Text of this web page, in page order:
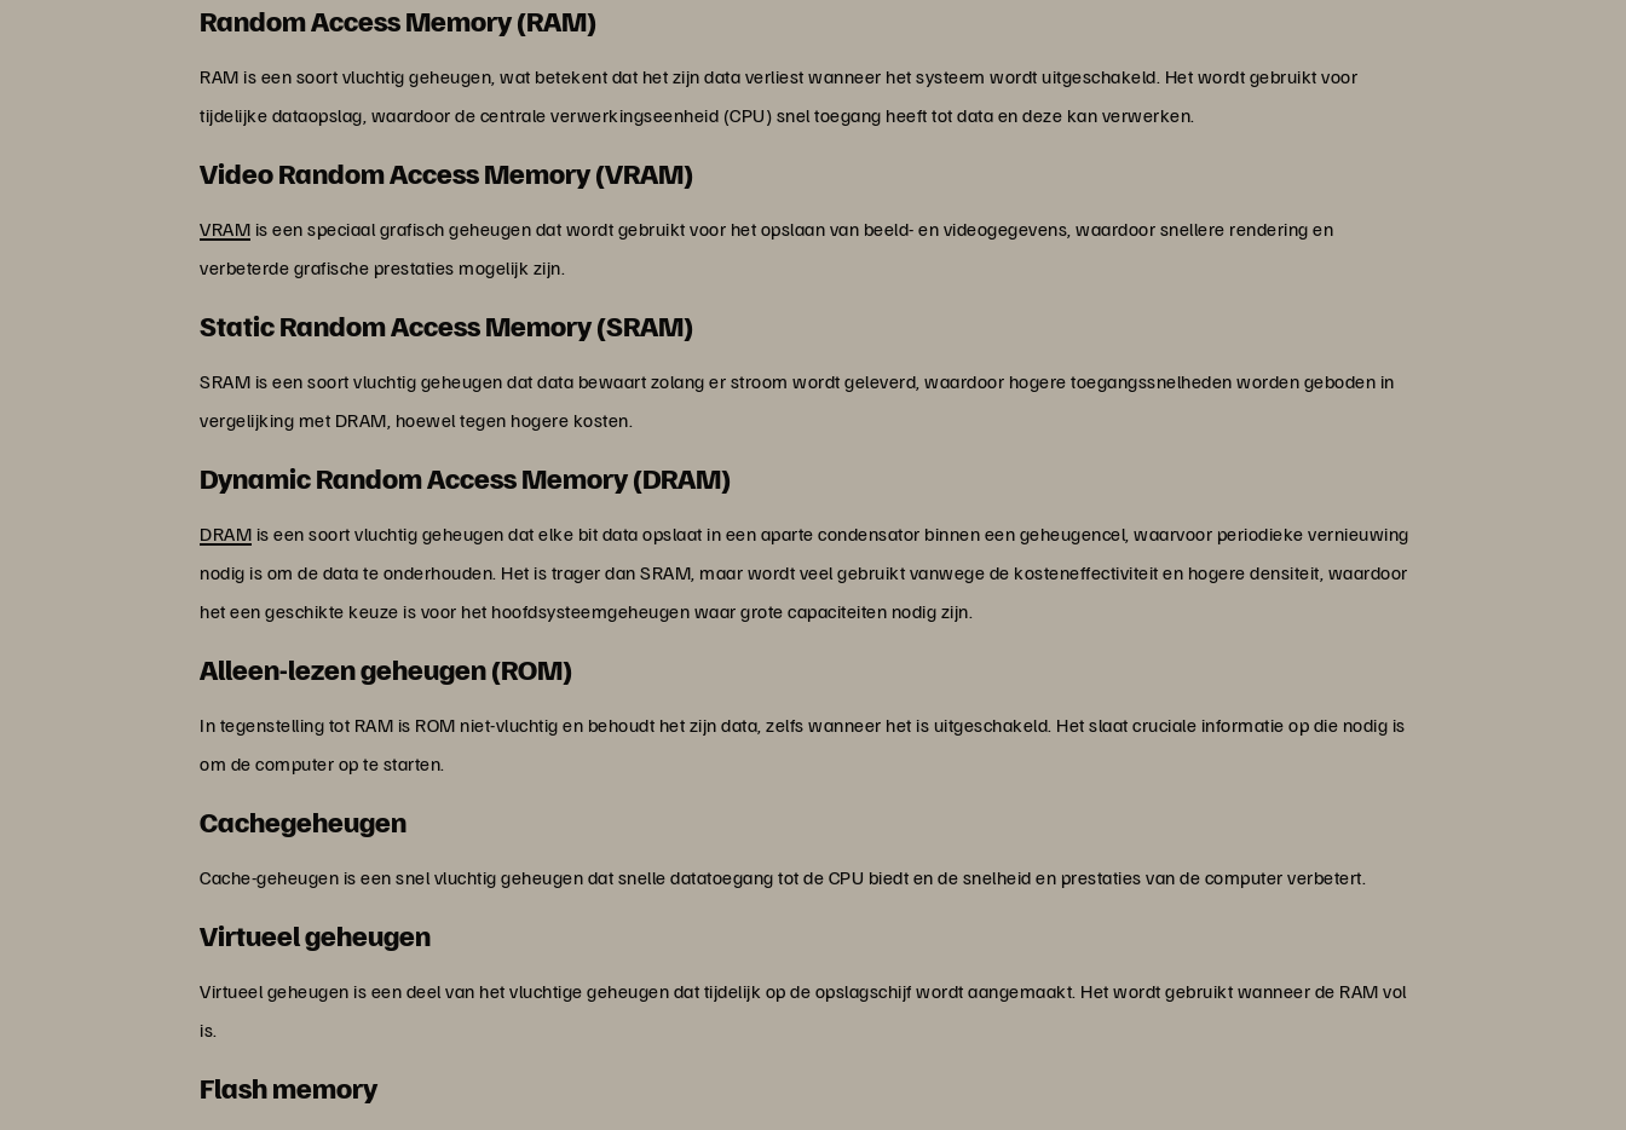
Random Access Memory (RAM)
RAM is een soort vluchtig geheugen, wat betekent dat het zijn data verliest wanneer het systeem wordt uitgeschakeld. Het wordt gebruikt voor
tijdelijke dataopslag, waardoor de centrale verwerkingseenheid (CPU) snel toegang heeft tot data en deze kan verwerken.
Video Random Access Memory (VRAM)
VRAM is een speciaal grafisch geheugen dat wordt gebruikt voor het opslaan van beeld- en videogegevens, waardoor snellere rendering en
verbeterde grafische prestaties mogelijk zijn.
Static Random Access Memory (SRAM)
SRAM is een soort vluchtig geheugen dat data bewaart zolang er stroom wordt geleverd, waardoor hogere toegangssnelheden worden geboden in
vergelijking met DRAM, hoewel tegen hogere kosten.
Dynamic Random Access Memory (DRAM)
DRAM is een soort vluchtig geheugen dat elke bit data opslaat in een aparte condensator binnen een geheugencel, waarvoor periodieke vernieuwing
nodig is om de data te onderhouden. Het is trager dan SRAM, maar wordt veel gebruikt vanwege de kosteneffectiviteit en hogere densiteit, waardoor
het een geschikte keuze is voor het hoofdsysteemgeheugen waar grote capaciteiten nodig zijn.
Alleen-lezen geheugen (ROM)
In tegenstelling tot RAM is ROM niet-vluchtig en behoudt het zijn data, zelfs wanneer het is uitgeschakeld. Het slaat cruciale informatie op die nodig is
om de computer op te starten.
Cachegeheugen
Cache-geheugen is een snel vluchtig geheugen dat snelle datatoegang tot de CPU biedt en de snelheid en prestaties van de computer verbetert.
Virtueel geheugen
Virtueel geheugen is een deel van het vluchtige geheugen dat tijdelijk op de opslagschijf wordt aangemaakt. Het wordt gebruikt wanneer de RAM vol
is.
Flash memory